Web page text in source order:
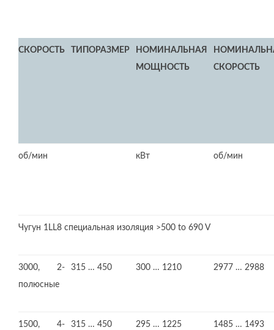
СКОРОСТЬ ТИПОРАЗМЕР
НОМИНАЛЬНАЯ
МОЩНОСТЬ
СКОРОСТЬ
об/мин кВт об/мин
Чугун 1LL8 специальная изоляция >500 to 690 V
3000, 2-
полюсные
315 … 450 300 … 1210 2977 … 2988
1500, 4- 315 … 450 295 … 1225 1485 … 1493